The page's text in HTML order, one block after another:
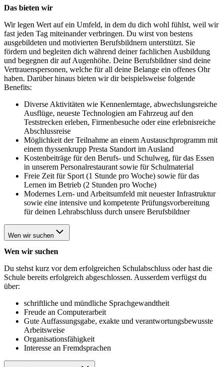
Das bieten wir
Wir legen Wert auf ein Umfeld, in dem du dich wohl fühlst, weil wir
fast jeden Tag miteinander verbringen. Du wirst von bestens
ausgebildeten und motivierten Berufsbildnern unterstützt. Sie
fördern und begleiten dich während deiner fachlichen Ausbildung
und begegnen dir auf Augenhöhe. Deine Berufsbildner sind deine
Vertrauenspersonen, welche für all deine Belange ein offenes Ohr
haben. Darüber hinaus bieten wir dir beispielsweise folgende
Benefits:
Diverse Aktivitäten wie Kennenlerntage, abwechslungsreiche
Ausflüge, neueste Technologien am Fahrzeug auf den
Teststrecken erleben, Firmenbesuche oder eine erlebnisreiche
Abschlussreise
Möglichkeit der Teilnahme an einem Austauschprogramm mit
einem thyssenkrupp Presta Standort im Ausland
Kostenbeiträge für den Berufs- und Schulweg, für das Essen
in unserem Personalrestaurant sowie für Schulmaterial
Freie Zeit für Sport (1 Stunde pro Woche) sowie für das
Lernen im Betrieb (2 Stunden pro Woche)
Modernes Lern- und Arbeitsumfeld mit neuester Infrastruktur
sowie eine intensive und kompetente Prüfungsvorbereitung
für deinen Lehrabschluss durch unsere Berufsbildner
Wen wir suchen
Wen wir suchen
Du stehst kurz vor dem erfolgreichen Schulabschluss oder hast die
Schule bereits erfolgreich abgeschlossen. Ausserdem verfügst du
über:
schriftliche und mündliche Sprachgewandtheit
Freude an Computerarbeit
Gute Auffassungsgabe, exakte und verantwortungsbewusste
Arbeitsweise
Organisationsfähigkeit
Interesse an Fremdsprachen